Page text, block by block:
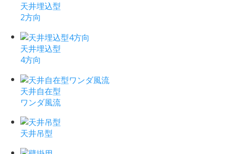
天井埋込型
2方向
天井埋込型
4方向
天井自在型
ワンダ風流
天井吊型